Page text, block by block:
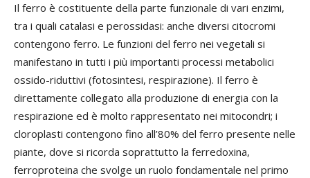
Il ferro è costituente della parte funzionale di vari enzimi,
tra i quali catalasi e perossidasi: anche diversi citocromi
contengono ferro. Le funzioni del ferro nei vegetali si
manifestano in tutti i più importanti processi metabolici
ossido-riduttivi (fotosintesi, respirazione). Il ferro è
direttamente collegato alla produzione di energia con la
respirazione ed è molto rappresentato nei mitocondri; i
cloroplasti contengono fino all’80% del ferro presente nelle
piante, dove si ricorda soprattutto la ferredoxina,
ferroproteina che svolge un ruolo fondamentale nel primo